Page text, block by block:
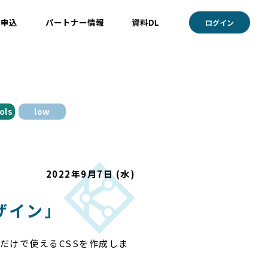
込 パートナー情報 資料DL ログイン
low
2022年9月7日 (水)
ン」
けで使えるCSSを作成しま